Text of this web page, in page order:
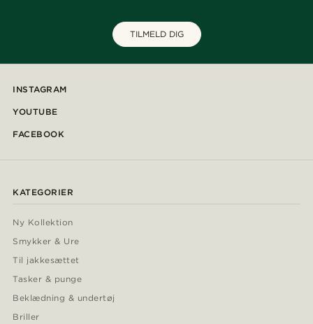
TILMELD DIG
INSTAGRAM
YOUTUBE
FACEBOOK
KATEGORIER
Ny Kollektion
Smykker & Ure
Til jakkesættet
Tasker & punge
Beklædning & undertøj
Briller